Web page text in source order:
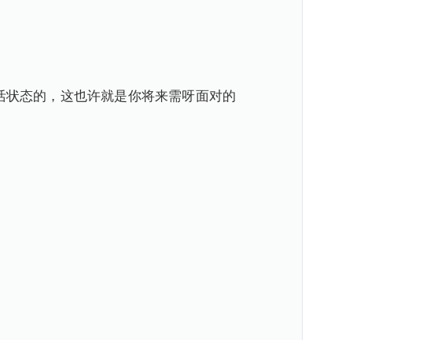
态的，这也许就是你将来需呀面对的